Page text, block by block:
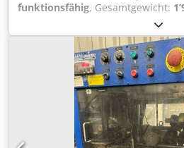
funktionsfähig, Gesamtgewicht:
GI25EZ proline liegend-
Betrieb Strom oder Zapfwelle
Folgekennzeichen bis 25 km/h
Aijyg I Dpeisha Tempo in cm/sek: